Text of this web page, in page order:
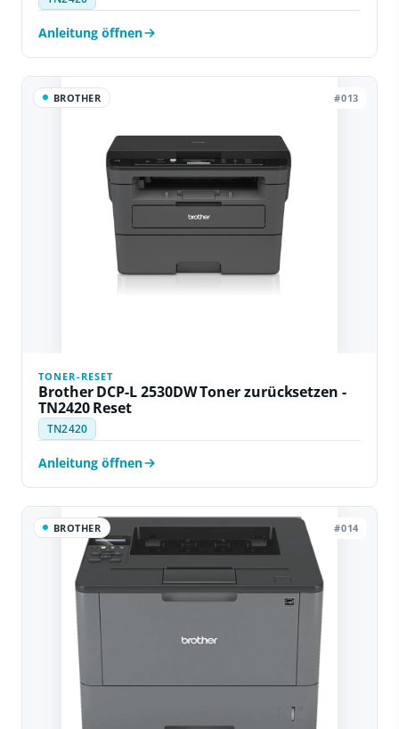
Anleitung öffnen
BROTHER #013
TONER-RESET
Brother DCP-L 2530DW Toner zurücksetzen -
TN2420 Reset
TN2420
Anleitung öffnen
BROTHER #014